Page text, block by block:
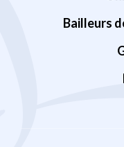
Bailleurs